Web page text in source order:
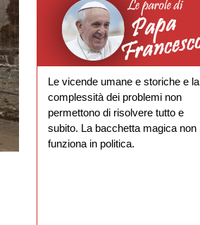
Le vicende umane e storiche e la
complessità dei problemi non
permettono di risolvere tutto e
subito. La bacchetta magica non
funziona in politica.